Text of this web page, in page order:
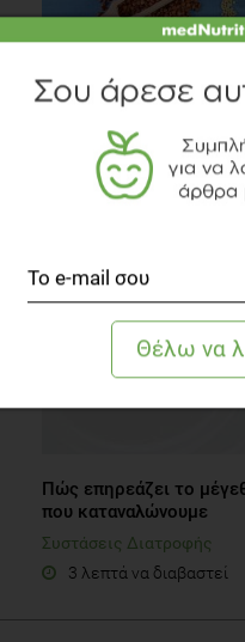
Έχω αναιμία και είμαι
επιλέξω;
Άλλες Παθήσεις
2 λεπτά να διαβαστεί
Πώς επηρεάζει το
που καταναλώνουμε
Συστάσεις Διατροφής
3 λεπτά να διαβαστεί